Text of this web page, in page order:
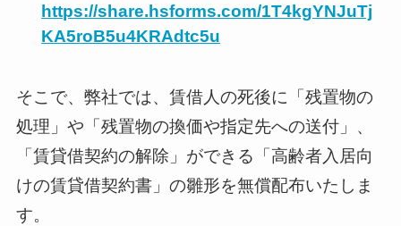
https://share.hsforms.com/1T4kgYNJuTj
KA5roB5u4KRAdtc5u
そこで、弊社では、賃借人の死後に「残置物の
処理」や「残置物の換価や指定先への送付」、
「賃貸借契約の解除」ができる「高齢者入居向
けの賃貸借契約書」の雛形を無償配布いたしま
す。